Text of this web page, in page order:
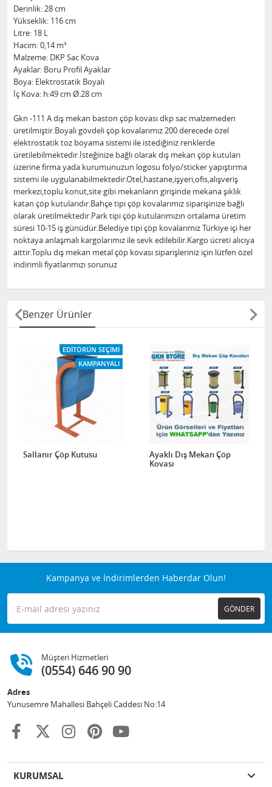
Derinlik: 28 cm
Yükseklik: 116 cm
Litre: 18 L
Hacim: 0,14 m³
Malzeme: DKP Sac Kova
Ayaklar: Boru Profil Ayaklar
Boya: Elektrostatik Boyalı
İç Kova: h:49 cm Ø:28 cm
Gkn -111 A dış mekan baston çöp kovası dkp sac malzemeden
üretilmiştir.Boyalı gövdeli çöp kovalarımız 200 derecede özel
elektrostatik toz boyama sistemi ile istediğiniz renklerde
üretilebilmektedir.İsteğinize bağlı olarak dış mekan çöp kutuları
üzerine firma yada kurumunuzun logosu folyo/sticker yapıştırma
sistemi ile uygulanabilmektedir.Otel,hastane,işyeri,ofis,alışveriş
merkezi,toplu konut,site gibi mekanların girişinde mekana şıklık
katan çöp kutularıdır.Bahçe tipi çöp kovalarımız siparişinize bağlı
olarak üretilmektedir.Park tipi çöp kutularımızın ortalama üretim
süresi 10-15 iş günüdür.Belediye tipi çöp kovalarımız Türkiye içi her
noktaya anlaşmalı kargolarımız ile sevk edilebilir.Kargo ücreti alıcıya
aittir.Toplu dış mekan metal çöp kovası siparişleriniz için lütfen özel
indirimli fiyatlarımızı sorunuz
Benzer Ürünler
EDITÖRÜN SEÇIMI
KAMPANYALI
Sallanır Çöp Kutusu
Ayaklı Dış Mekan Çöp
Kovası
Kampanya ve İndirimlerden Haberdar Olun!
GÖNDER
Müşteri Hizmetleri
(0554) 646 90 90
Adres
Yunusemre Mahallesi Bahçeli Caddesi No:14
KURUMSAL